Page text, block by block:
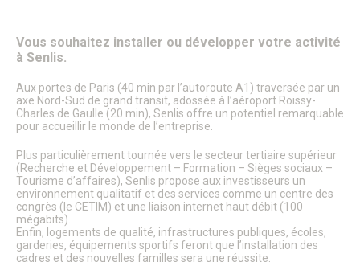
Office de tourisme
Vous êtes un nouvel habitant
Senlis, son histoire
Patrimoine architectural
Pays d’Art & d’Histoire
Les journées Européennes du Patrimoine
Senlis, ville de Cinéma – Infos pratiques
Fonds de dotation
Senlis, ville connectée
Senlis sur internet et sur les réseaux sociaux
Application officielle de la ville
Kiosques
Senlis Ensemble
Vous souhaitez installer ou développer votre activité
à Senlis.
Aux portes de Paris (40 min par l’autoroute A1) traversée par un
axe Nord-Sud de grand transit, adossée à l’aéroport Roissy-
Charles de Gaulle (20 min), Senlis offre un potentiel remarquable
pour accueillir le monde de l’entreprise.
Plus particulièrement tournée vers le secteur tertiaire supérieur
(Recherche et Développement – Formation – Sièges sociaux –
Tourisme d’affaires), Senlis propose aux investisseurs un
environnement qualitatif et des services comme un centre des
congrès (le CETIM) et une liaison internet haut débit (100
mégabits).
Enfin, logements de qualité, infrastructures publiques, écoles,
garderies, équipements sportifs feront que l’installation des
cadres et des nouvelles familles sera une réussite.